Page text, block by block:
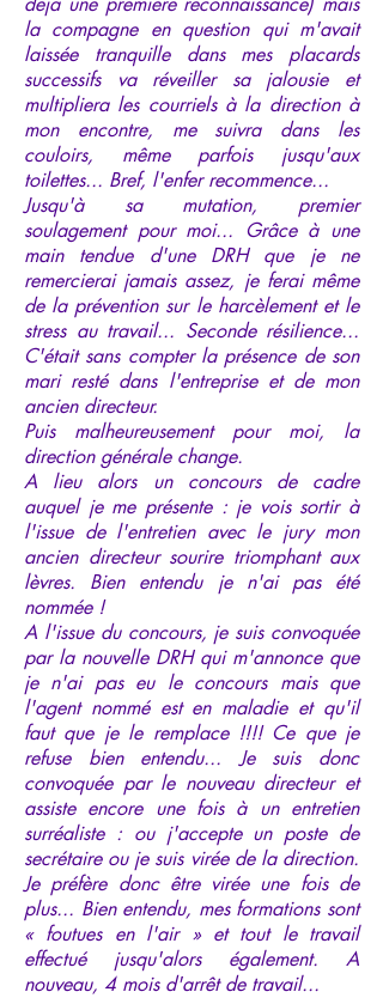
la compagne en question qui m'avait
laissée tranquille dans mes placards
successifs va réveiller sa jalousie et
multipliera les courriels à la direction à
mon encontre, me suivra dans les
couloirs, même parfois jusqu'aux
toilettes... Bref, l'enfer recommence...
Jusqu'à sa mutation, premier
soulagement pour moi... Grâce à une
main tendue d'une DRH que je ne
remercierai jamais assez, je ferai même
de la prévention sur le harcèlement et le
stress au travail... Seconde résilience...
C'était sans compter la présence de son
mari resté dans l'entreprise et de mon
ancien directeur.
Puis malheureusement pour moi, la
direction générale change.
A lieu alors un concours de cadre
auquel je me présente : je vois sortir à
l'issue de l'entretien avec le jury mon
ancien directeur sourire triomphant aux
lèvres. Bien entendu je n'ai pas été
nommée !
A l'issue du concours, je suis convoquée
par la nouvelle DRH qui m'annonce que
je n'ai pas eu le concours mais que
l'agent nommé est en maladie et qu'il
faut que je le remplace !!!! Ce que je
refuse bien entendu... Je suis donc
convoquée par le nouveau directeur et
assiste encore une fois à un entretien
surréaliste : ou j'accepte un poste de
secrétaire ou je suis virée de la direction.
Je préfère donc être virée une fois de
plus... Bien entendu, mes formations sont
« foutues en l'air » et tout le travail
effectué jusqu'alors également. A
nouveau, 4 mois d'arrêt de travail...